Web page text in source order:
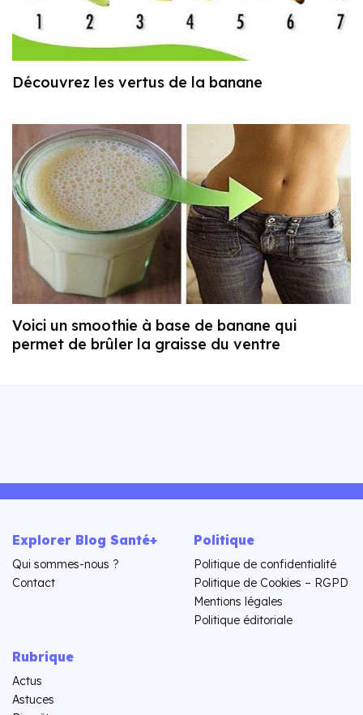
Découvrez les vertus de la banane
Voici un smoothie à base de banane qui
permet de brûler la graisse du ventre
Explorer Blog Santé+
Qui sommes-nous ?
Contact
Politique
Politique de confidentialité
Politique de Cookies – RGPD
Mentions légales
Politique éditoriale
Rubrique
Actus
Astuces